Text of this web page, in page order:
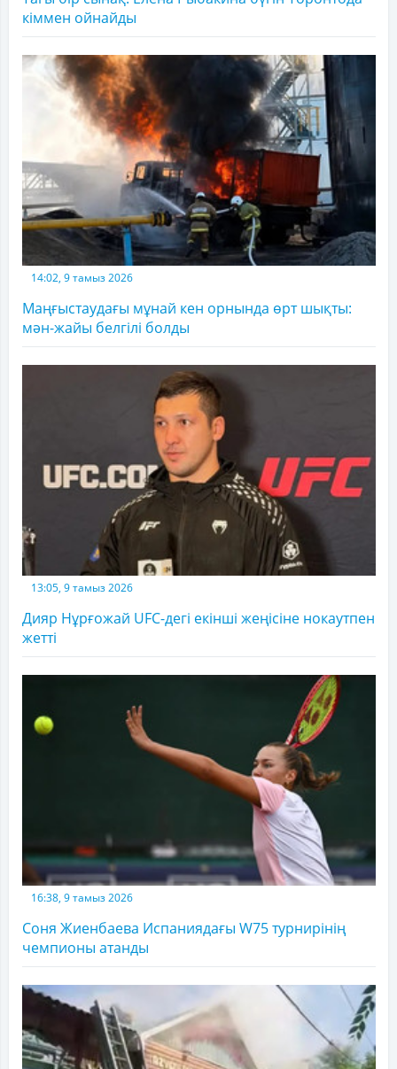
кіммен ойнайды
14:02, 9 тамыз 2026
Маңғыстаудағы мұнай кен орнында өрт шықты:
мән-жайы белгілі болды
13:05, 9 тамыз 2026
Дияр Нұрғожай UFC-дегі екінші жеңісіне нокаутпен
жетті
16:38, 9 тамыз 2026
Соня Жиенбаева Испаниядағы W75 турнирінің
чемпионы атанды